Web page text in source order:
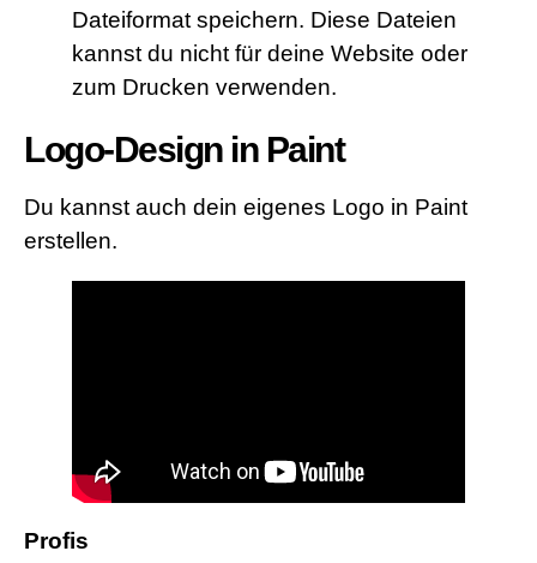
Dateiformat speichern. Diese Dateien
kannst du nicht für deine Website oder
zum Drucken verwenden.
Logo-Design in Paint
Du kannst auch dein eigenes Logo in Paint
erstellen.
Profis